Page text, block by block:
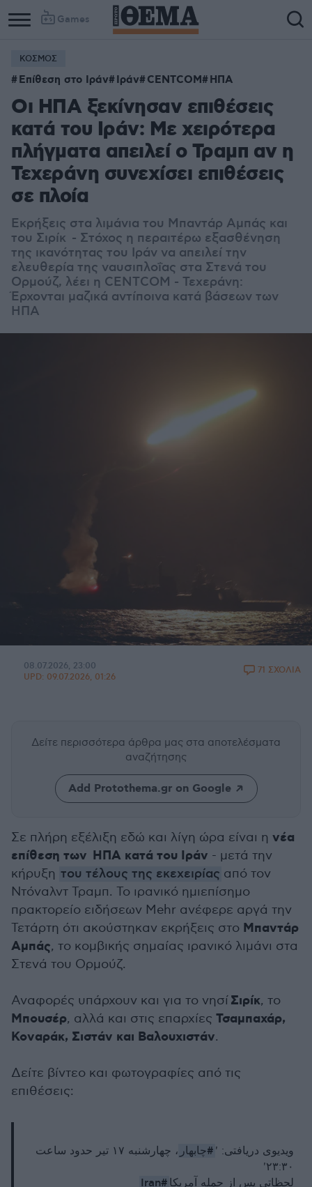
Games
ΚΟΣΜΟΣ
Επίθεση στο Ιράν Ιράν CENTCOM ΗΠΑ
Οι ΗΠΑ ξεκίνησαν επιθέσεις
κατά του Ιράν: Με χειρότερα
πλήγματα απειλεί ο Τραμπ αν η
Τεχεράνη συνεχίσει επιθέσεις
σε πλοία
Εκρήξεις στα λιμάνια του Μπαντάρ Αμπάς και
του Σιρίκ - Στόχος η περαιτέρω εξασθένηση
της ικανότητας του Ιράν να απειλεί την
ελευθερία της ναυσιπλοΐας στα Στενά του
Ορμούζ, λέει η CENTCOM - Τεχεράνη:
Έρχονται μαζικά αντίποινα κατά βάσεων των
ΗΠΑ
08.07.2026, 23:00
UPD: 09.07.2026, 01:26
71 ΣΧΟΛΙΑ
Δείτε περισσότερα άρθρα μας στα αποτελέσματα
αναζήτησης
Add Protothema.gr on Google
Σε πλήρη εξέλιξη εδώ και λίγη ώρα είναι η νέα
επίθεση των ΗΠΑ κατά του Ιράν - μετά την
κήρυξη του τέλους της εκεχειρίας από τον
Ντόναλντ Τραμπ. Το ιρανικό ημιεπίσημο
πρακτορείο ειδήσεων Mehr ανέφερε αργά την
Τετάρτη ότι ακούστηκαν εκρήξεις στο Μπαντάρ
Αμπάς, το κομβικής σημαίας ιρανικό λιμάνι στα
Στενά του Ορμούζ.
Αναφορές υπάρχουν και για το νησίΣιρίκ, το
Μπουσέρ, αλλά και στις επαρχίες Τσαμπαχάρ,
Κοναράκ, Σιστάν και Βαλουχιστάν.
Δείτε βίντεο και φωτογραφίες από τις
επιθέσεις:
ویدیوی دریافتی: ' #چابهار
، چهارشنبه ۱۷ تیر حدود ساعت
۲۳:۳۰'
لحظاتی پس از حمله آمریکا #Iran